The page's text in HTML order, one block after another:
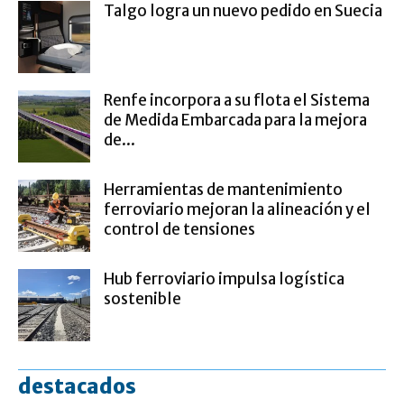
Talgo logra un nuevo pedido en Suecia
Renfe incorpora a su flota el Sistema
de Medida Embarcada para la mejora
de...
Herramientas de mantenimiento
ferroviario mejoran la alineación y el
control de tensiones
Hub ferroviario impulsa logística
sostenible
destacados